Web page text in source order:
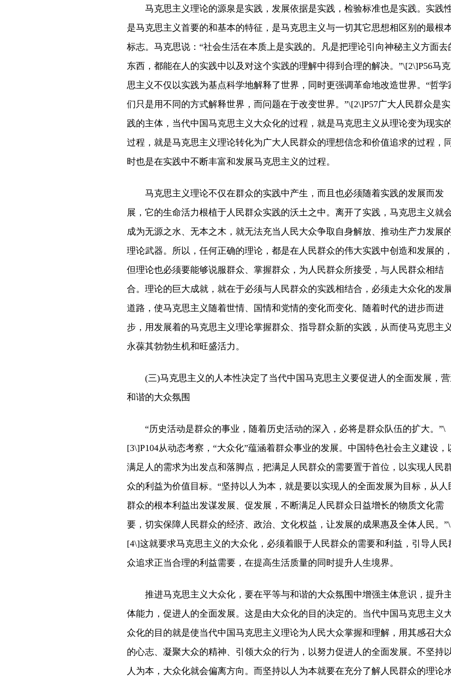
马克思主义理论的源泉是实践，发展依据是实践，检验标准也是实践。实践
是马克思主义首要的和基本的特征，是马克思主义与一切其它思想相区别的最根
标志。马克思说：“社会生活在本质上是实践的。凡是把理论引向神秘主义方面去
东西，都能在人的实践中以及对这个实践的理解中得到合理的解决。”\[2\]P56马克
思主义不仅以实践为基点科学地解释了世界，同时更强调革命地改造世界。“哲学
们只是用不同的方式解释世界，而问题在于改变世界。”\[2\]P57广大人民群众是实
践的主体，当代中国马克思主义大众化的过程，就是马克思主义从理论变为现实
过程，就是马克思主义理论转化为广大人民群众的理想信念和价值追求的过程，同
时也是在实践中不断丰富和发展马克思主义的过程。
马克思主义理论不仅在群众的实践中产生，而且也必须随着实践的发展而发
展，它的生命活力根植于人民群众实践的沃土之中。离开了实践，马克思主义就
成为无源之水、无本之木，就无法充当人民大众争取自身解放、推动生产力发展
理论武器。所以，任何正确的理论，都是在人民群众的伟大实践中创造和发展的，
但理论也必须要能够说服群众、掌握群众，为人民群众所接受，与人民群众相结
合。理论的巨大成就，就在于必须与人民群众的实践相结合，必须走大众化的发
道路，使马克思主义随着世情、国情和党情的变化而变化、随着时代的进步而进
步，用发展着的马克思主义理论掌握群众、指导群众新的实践，从而使马克思主义
永葆其勃勃生机和旺盛活力。
(三)马克思主义的人本性决定了当代中国马克思主义要促进人的全面发展，营
和谐的大众氛围
“历史活动是群众的事业，随着历史活动的深入，必将是群众队伍的扩大。”\
[3\]P104从动态考察，“大众化”蕴涵着群众事业的发展。中国特色社会主义建设，
满足人的需求为出发点和落脚点，把满足人民群众的需要置于首位，以实现人民
众的利益为价值目标。“坚持以人为本，就是要以实现人的全面发展为目标，从人
群众的根本利益出发谋发展、促发展，不断满足人民群众日益增长的物质文化需
要，切实保障人民群众的经济、政治、文化权益，让发展的成果惠及全体人民。”\
[4\]这就要求马克思主义的大众化，必须着眼于人民群众的需要和利益，引导人民
众追求正当合理的利益需要，在提高生活质量的同时提升人生境界。
推进马克思主义大众化，要在平等与和谐的大众氛围中增强主体意识，提升
体能力，促进人的全面发展。这是由大众化的目的决定的。当代中国马克思主义
众化的目的就是使当代中国马克思主义理论为人民大众掌握和理解，用其感召大
的心志、凝聚大众的精神、引领大众的行为，以努力促进人的全面发展。不坚持
人为本，大众化就会偏离方向。而坚持以人为本就要在充分了解人民群众的理论